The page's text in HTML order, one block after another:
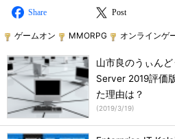
Share Post
ゲームオン MMORPG オンラインゲ
山市良のうぃん
Server 2019評価
た理由は？
(2019/3/19)